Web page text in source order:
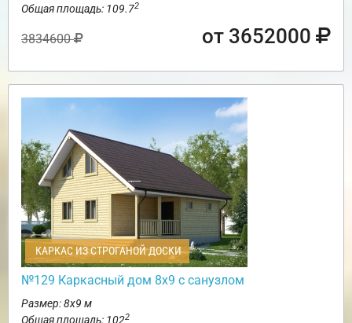
Общая площадь: 109.72
3834600 от 3652000
КАРКАС ИЗ СТРОГАНОЙ ДОСКИ
№129 Каркасный дом 8х9 с санузлом
Размер: 8х9 м
Общая площадь: 1022